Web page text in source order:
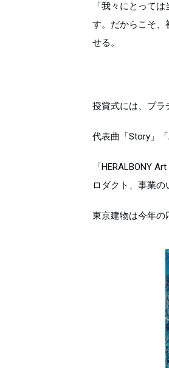
「我々にとって
す。だからこそ、
せる。
授賞式には、プラ
代表曲「Story」
「HERALBONY
ロダクト、事業の
東京建物は今年の